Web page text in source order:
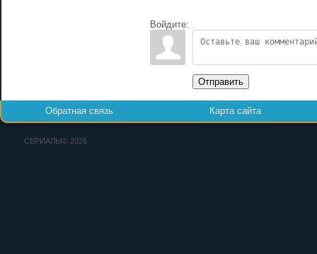
Войдите:
Отправить
Обратная связь Карта сайта
СЕРИАЛЫ© 2026